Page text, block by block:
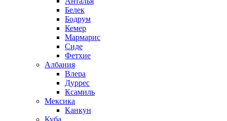
Белек
Бодрум
Кемер
Мармарис
Сиде
Фетхие
Албания
Влера
Дуррес
Ксамиль
Мексика
Канкун
Куба